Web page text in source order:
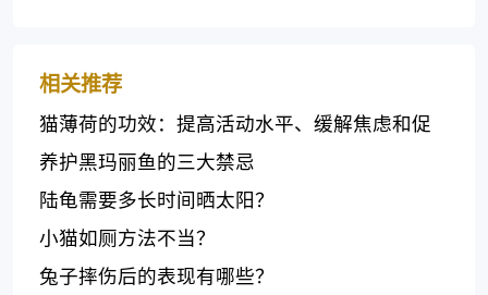
相关推荐
猫薄荷的功效：提高活动水平、缓解焦虑和促
进食欲
养护黑玛丽鱼的三大禁忌
陆龟需要多长时间晒太阳？
小猫如厕方法不当？
兔子摔伤后的表现有哪些？